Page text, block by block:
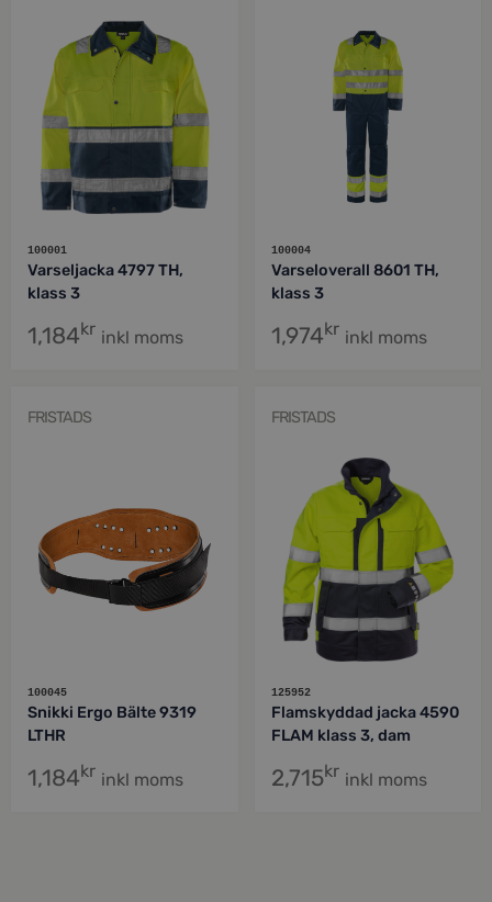
100001
Varseljacka 4797 TH,
klass 3
1,184kr inkl moms
100004
Varseloverall 8601 TH,
klass 3
1,974kr inkl moms
FRISTADS
100045
Snikki Ergo Bälte 9319
LTHR
1,184kr inkl moms
FRISTADS
125952
Flamskyddad jacka 4590
FLAM klass 3, dam
2,715kr inkl moms